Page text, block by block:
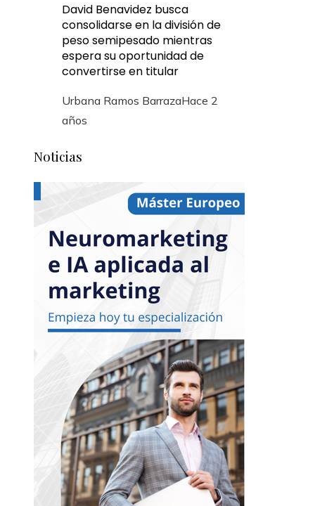
David Benavidez busca
consolidarse en la división de
peso semipesado mientras
espera su oportunidad de
convertirse en titular
Urbana Ramos BarrazaHace 2
años
Noticias